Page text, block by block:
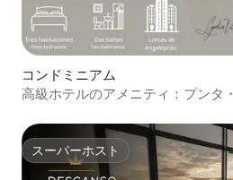
コンドミニアム
高級ホテルのアメニティ：プンタ
スーパーホスト
スーパーホスト